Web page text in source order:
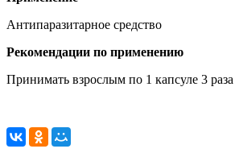
Антипаразитарное средство
Рекомендации по применению
Принимать взрослым по 1 капсуле 3